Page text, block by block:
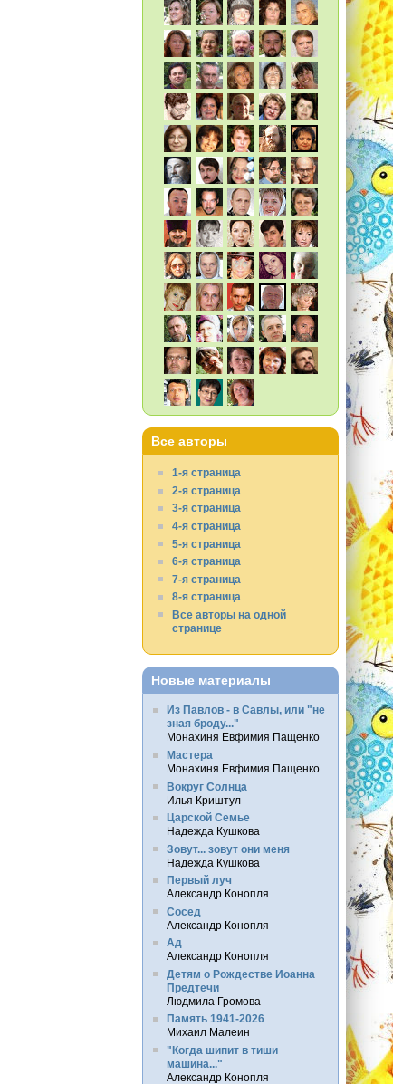
Все авторы
1-я страница
2-я страница
3-я страница
4-я страница
5-я страница
6-я страница
7-я страница
8-я страница
Все авторы на одной
странице
Новые материалы
Из Павлов - в Савлы, или "не
зная броду..."
Монахиня Евфимия Пащенко
Мастера
Монахиня Евфимия Пащенко
Вокруг Солнца
Илья Криштул
Царской Семье
Надежда Кушкова
Зовут... зовут они меня
Надежда Кушкова
Первый луч
Александр Конопля
Сосед
Александр Конопля
Ад
Александр Конопля
Детям о Рождестве Иоанна
Предтечи
Людмила Громова
Память 1941-2026
Михаил Малеин
"Когда шипит в тиши
машина..."
Александр Конопля